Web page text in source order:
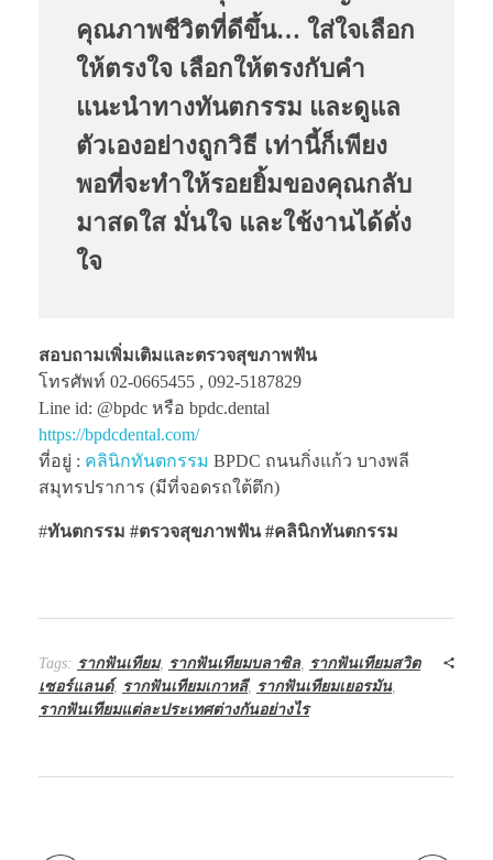
คุณภาพชีวิตที่ดีขึ้น… ใส่ใจเลือก
ให้ตรงใจ เลือกให้ตรงกับคำ
แนะนำทางทันตกรรม และดูแล
ตัวเองอย่างถูกวิธี เท่านี้ก็เพียง
พอที่จะทำให้รอยยิ้มของคุณกลับ
มาสดใส มั่นใจ และใช้งานได้ดั่ง
ใจ
สอบถามเพิ่มเติมและตรวจสุขภาพฟัน
โทรศัพท์ 02-0665455 , 092-5187829
Line id: @bpdc หรือ bpdc.dental
https://bpdcdental.com/
ที่อยู่ : คลินิกทันตกรรม BPDC ถนนกิ่งแก้ว บางพลี
สมุทรปราการ (มีที่จอดรถใต้ตึก)
#ทันตกรรม #ตรวจสุขภาพฟัน #คลินิกทันตกรรม
Tags: รากฟันเทียม, รากฟันเทียมบลาซิล, รากฟันเทียมสวิต
เซอร์แลนด์, รากฟันเทียมเกาหลี, รากฟันเทียมเยอรมัน,
รากฟันเทียมแต่ละประเทศต่างกันอย่างไร